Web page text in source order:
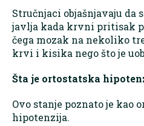
Stručnjaci objašnjavaju da
javlja kada krvni pritisak
čega mozak na nekoliko
krvi i kisika nego što je
Šta je ortostatska
Ovo stanje poznato je kao
hipotenzija.